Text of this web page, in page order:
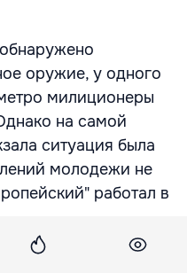
оружие, у одного
милиционеры
на самой
ситуация была
молодежи не
работал в